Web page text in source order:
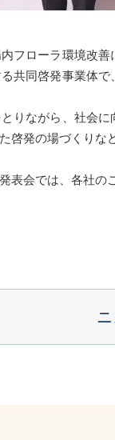
フローラ環境改
共同啓発事業体
りながら、社会
啓発の場づくりな
表会では、各社の